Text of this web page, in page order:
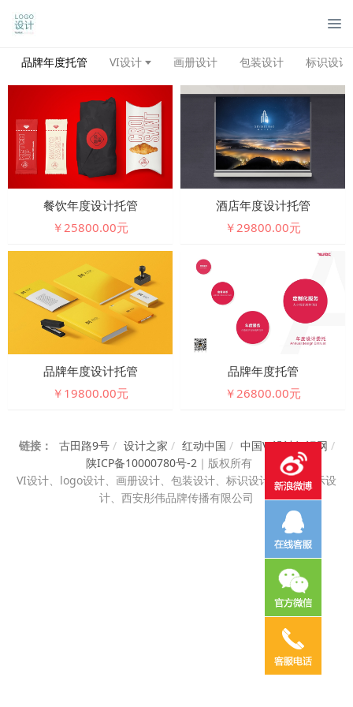
品牌年度托管 VI设计 画册设计 包装设计 标识设计
餐饮年度设计托管
￥25800.00元
酒店年度设计托管
￥29800.00元
品牌年度设计托管
￥19800.00元
品牌年度托管
￥26800.00元
链接： 古田路9号 / 设计之家 / 红动中国 / 中国VI设计知识网 /
陕ICP备10000780号-2 ｜ 版权所有
VI设计、 logo设计、画册设计、包装设计、标识设计、展览展示设
计、西安彤伟品牌传播有限公司